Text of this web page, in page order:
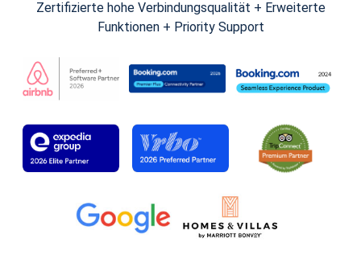
Zertifizierte hohe Verbindungsqualität + Erweiterte
Funktionen + Priority Support